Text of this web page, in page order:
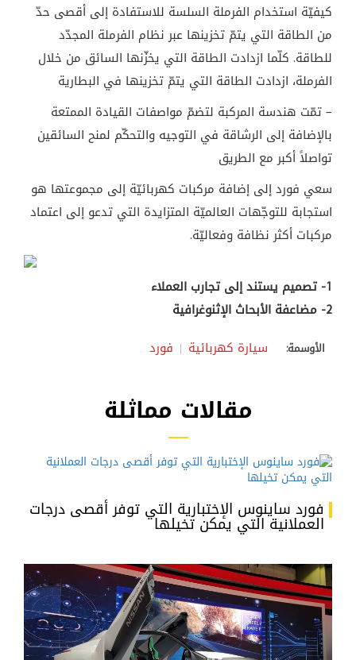
كيفيّة استخدام الفرملة السلسة للاستفادة إلى أقصى حدّ
من الطاقة التي يتمّ تخزينها عبر نظام الفرملة المجدّد
للطاقة. كلّما ازدادت الطاقة التي يخزّنها السائق من خلال
الفرملة، ازدادت الطاقة التي يتمّ تخزينها في البطارية
– تمّت هندسة المركبة لتضمّ مواصفات القيادة الممتعة
بالإضافة إلى الرشاقة في التوجيه والتحكّم لمنح السائقين
تواصلاً أكبر مع الطريق
سعي فورد إلى إضافة مركبات كهربائيّة إلى مجموعتها هو
استجابة للتوجّهات العالميّة المتزايدة التي تدعو إلى اعتماد
مركبات أكثر نظافة وفعاليّة.
1- تصميم يستند إلى تجارب العملاء
2- مضاعفة الأبحاث الإثنوغرافية
الأوسمة: سيارة كهربائية فورد
مقالات مماثلة
فورد ساينوس الإختبارية التي توفر أقصى درجات
العملانية التي يمكن تخيلها